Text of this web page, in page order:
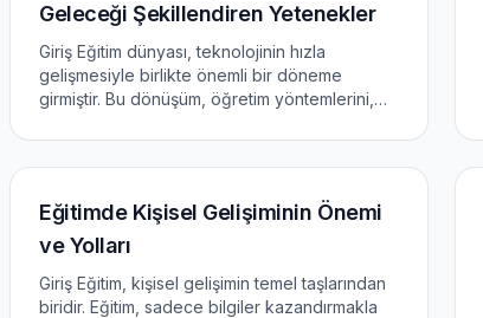
Geleceği Şekillendiren Yetenekler
Giriş Eğitim dünyası, teknolojinin hızla
gelişmesiyle birlikte önemli bir döneme
girmiştir. Bu dönüşüm, öğretim yöntemlerini,
işleyişini derin şekilde etkilemektedir. Bu
makalede, eğitimde teknoloji...
Eğitimde Kişisel Gelişiminin Önemi
ve Yolları
Giriş Eğitim, kişisel gelişimin temel taşlarından
biridir. Eğitim, sadece bilgiler kazandırmakla